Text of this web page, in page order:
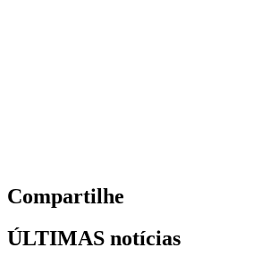
Compartilhe
ÚLTIMAS notícias